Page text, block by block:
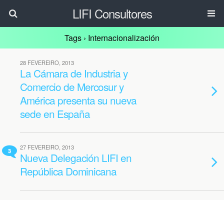
LIFI Consultores
Tags › Internacionalización
28 FEVEREIRO, 2013
La Cámara de Industria y
Comercio de Mercosur y
América presenta su nueva
sede en España
3 27 FEVEREIRO, 2013
Nueva Delegación LIFI en
República Dominicana